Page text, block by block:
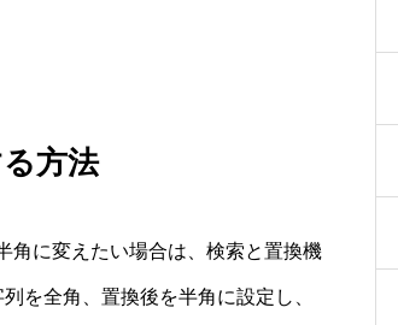
方法
角に変えたい場合は、検索と置換機
を全角、置換後を半角に設定し、